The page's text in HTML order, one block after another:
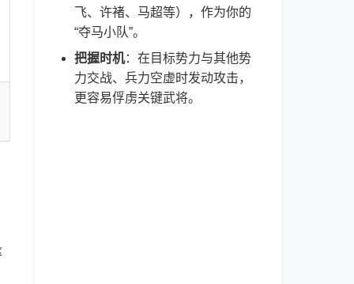
飞、许褚、马超等），作为你的
“夺马小队”。
把握时机：在目标势力与其他势
力交战、兵力空虚时发动攻击，
更容易俘虏关键武将。